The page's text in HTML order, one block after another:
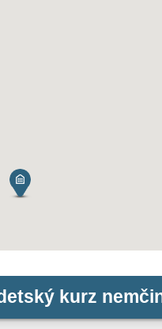
kurz